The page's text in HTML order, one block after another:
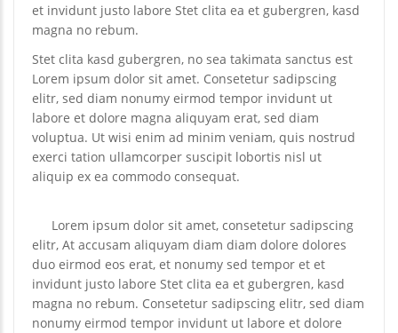
et invidunt justo labore Stet clita ea et gubergren, kasd
magna no rebum.
Stet clita kasd gubergren, no sea takimata sanctus est
Lorem ipsum dolor sit amet. Consetetur sadipscing
elitr, sed diam nonumy eirmod tempor invidunt ut
labore et dolore magna aliquyam erat, sed diam
voluptua. Ut wisi enim ad minim veniam, quis nostrud
exerci tation ullamcorper suscipit lobortis nisl ut
aliquip ex ea commodo consequat.
Lorem ipsum dolor sit amet, consetetur sadipscing
elitr, At accusam aliquyam diam diam dolore dolores
duo eirmod eos erat, et nonumy sed tempor et et
invidunt justo labore Stet clita ea et gubergren, kasd
magna no rebum. Consetetur sadipscing elitr, sed diam
nonumy eirmod tempor invidunt ut labore et dolore